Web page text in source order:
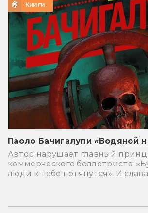
Книги
Паоло Бачигалупи «Водяной
Автор нарушает главный
коммерческого беллетриста:
люди к тебе потянутся». И слава